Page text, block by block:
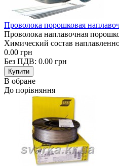
Проволока порошковая
Проволока наплавочная
Химический состав
0.00 грн
Без ПДВ: 0.00 грн
В обране
До порівняння